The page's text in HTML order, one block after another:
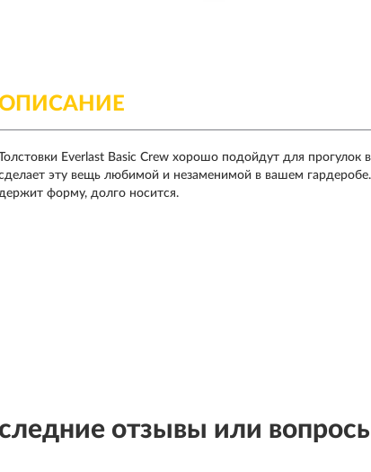
Everlast Basic Crew хорошо подойдут для прогулок
эту вещь любимой и незаменимой в вашем
форму, долго носится.
отзывы или